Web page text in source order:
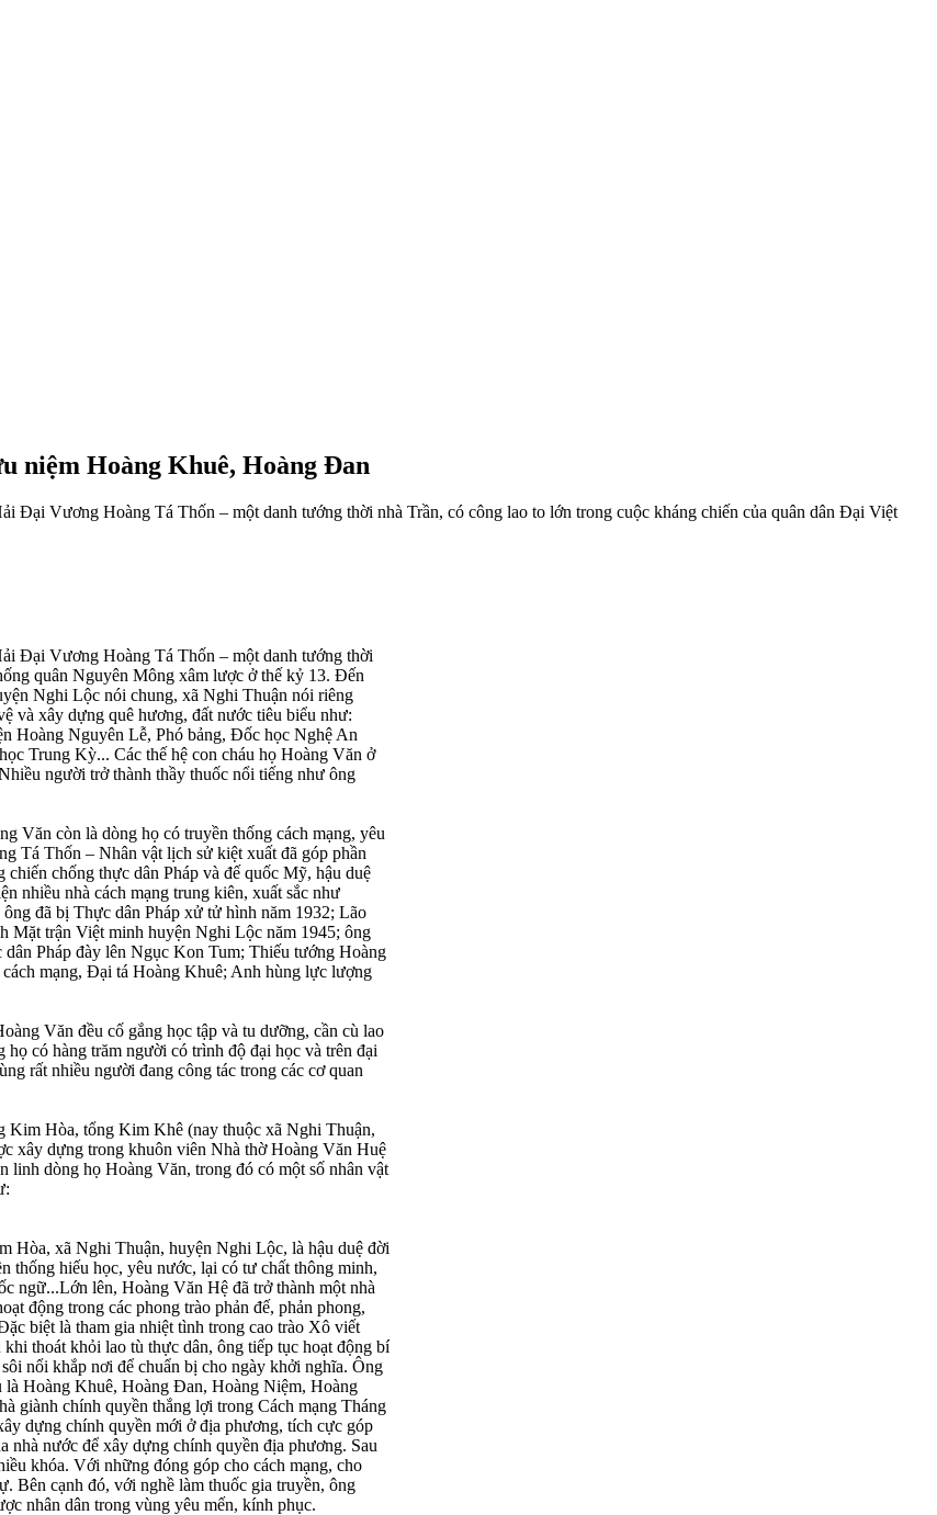
niệm Hoàng Khuê, Hoàng Đan
Đại Vương Hoàng Tá Thốn – một danh tướng thời nhà Trần, có công lao to lớn trong cuộc kháng chiến của quân dân Đại Việt
Đại Vương Hoàng Tá Thốn – một danh tướng thời
quân Nguyên Mông xâm lược ở thế kỷ 13. Đến
Nghi Lộc nói chung, xã Nghi Thuận nói riêng
và xây dựng quê hương, đất nước tiêu biểu như:
Hoàng Nguyên Lễ, Phó bảng, Đốc học Nghệ An
Trung Kỳ... Các thế hệ con cháu họ Hoàng Văn ở
người trở thành thầy thuốc nổi tiếng như ông
Văn còn là dòng họ có truyền thống cách mạng, yêu
Tá Thốn – Nhân vật lịch sử kiệt xuất đã góp phần
chống thực dân Pháp và đế quốc Mỹ, hậu duệ
nhiều nhà cách mạng trung kiên, xuất sắc như
đã bị Thực dân Pháp xử tử hình năm 1932; Lão
Mặt trận Việt minh huyện Nghi Lộc năm 1945; ông
Pháp đày lên Ngục Kon Tum; Thiếu tướng Hoàng
mạng, Đại tá Hoàng Khuê; Anh hùng lực lượng
Văn đều cố gắng học tập và tu dưỡng, cần cù lao
có hàng trăm người có trình độ đại học và trên đại
rất nhiều người đang công tác trong các cơ quan
Kim Hòa, tổng Kim Khê (nay thuộc xã Nghi Thuận,
xây dựng trong khuôn viên Nhà thờ Hoàng Văn Huệ
linh dòng họ Hoàng Văn, trong đó có một số nhân vật
Hòa, xã Nghi Thuận, huyện Nghi Lộc, là hậu duệ đời
thống hiếu học, yêu nước, lại có tư chất thông minh,
ngữ...Lớn lên, Hoàng Văn Hệ đã trở thành một nhà
động trong các phong trào phản đế, phản phong,
biệt là tham gia nhiệt tình trong cao trào Xô viết
thoát khỏi lao tù thực dân, ông tiếp tục hoạt động bí
nổi khắp nơi để chuẩn bị cho ngày khởi nghĩa. Ông
Hoàng Khuê, Hoàng Đan, Hoàng Niệm, Hoàng
giành chính quyền thắng lợi trong Cách mạng Tháng
dựng chính quyền mới ở địa phương, tích cực góp
nhà nước để xây dựng chính quyền địa phương. Sau
khóa. Với những đóng góp cho cách mạng, cho
Bên cạnh đó, với nghề làm thuốc gia truyền, ông
nhân dân trong vùng yêu mến, kính phục.